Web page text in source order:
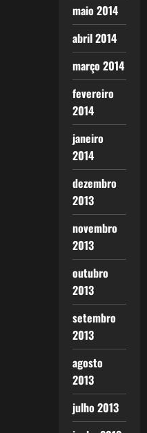
maio 2014
abril 2014
março 2014
fevereiro
2014
janeiro
2014
dezembro
2013
novembro
2013
outubro
2013
setembro
2013
agosto
2013
julho 2013